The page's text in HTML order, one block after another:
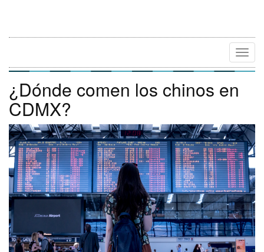
¿Dónde comen los chinos en
CDMX?